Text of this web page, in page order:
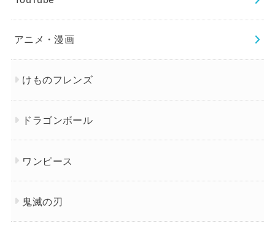
アニメ・漫画
けものフレンズ
ドラゴンボール
ワンピース
鬼滅の刃